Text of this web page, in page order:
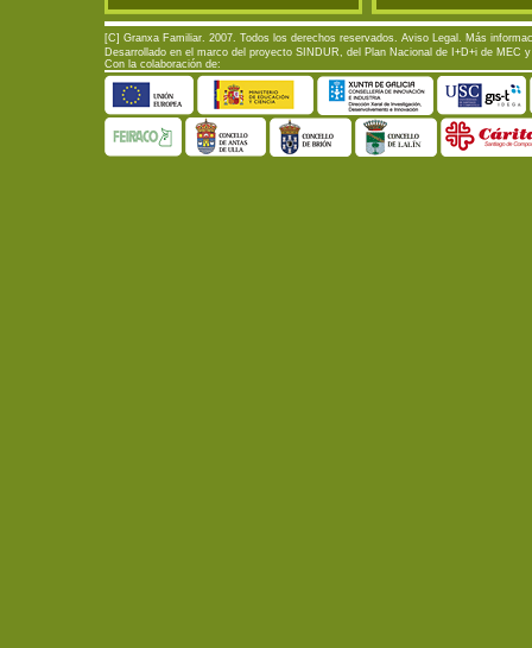
[C] Granxa Familiar. 2007. Todos los derechos reservados. Aviso Legal . Más
Desarrollado en el marco del proyecto SINDUR, del Plan Nacional de I+D+i de MEC
Con la colaboración de: